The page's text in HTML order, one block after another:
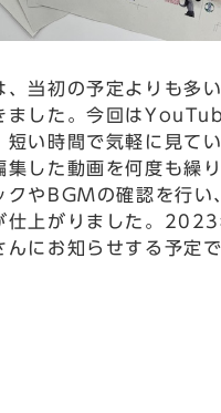
当初の予定よりも多い
ました。今回は
短い時間で気軽に見て
集した動画を何度も繰
クやBGMの確認を行い
仕上がりました。
んにお知らせする予定で